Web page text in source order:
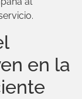
en la